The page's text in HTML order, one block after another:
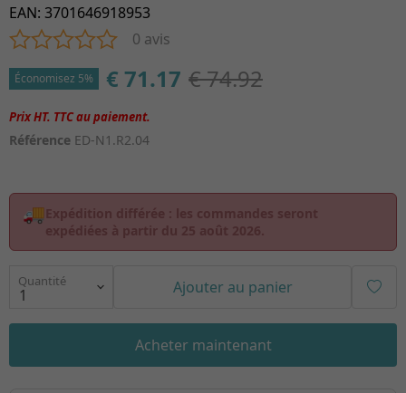
EAN: 3701646918953
0 avis
Économisez 5% € 71.17 € 74.92
Référence ED-N1.R2.04
🚚Expédition différée : les commandes seront
expédiées à partir du 25 août 2026.
Quantité Ajouter au panier
Acheter maintenant